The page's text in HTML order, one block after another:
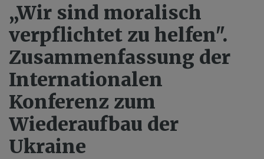
„Wir sind moralisch
verpflichtet zu helfen".
Zusammenfassung der
Internationalen
Konferenz zum
Wiederaufbau der
Ukraine